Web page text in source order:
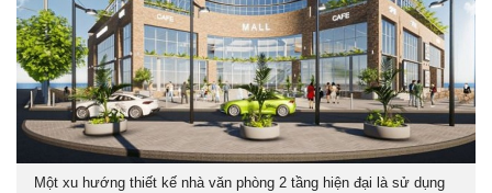
Một xu hướng thiết kế nhà văn phòng 2 tầng hiện đại là sử dụng